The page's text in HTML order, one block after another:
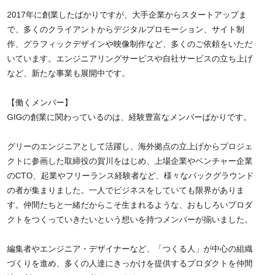
2017年に創業したばかりですが、大手企業からスタートアップま
で、多くのクライアントからデジタルプロモーション、サイト制
作、グラフィックデザインや映像制作など、多くのご依頼をいただ
いています。エンジニアリングサービスや自社サービスの立ち上げ
など、新たな事業も展開中です。
【働くメンバー】
GIGの創業に関わっているのは、経験豊富なメンバーばかりです。
グリーのエンジニアとして活躍し、海外拠点の立上げからプロジェ
クトに参画した取締役の賀川をはじめ、上場企業やベンチャー企業
のCTO、起業やフリーランス経験者など、様々なバックグラウンド
の者が集まりました。一人でビジネスをしていても限界がありま
す。仲間たちと一緒だからこそ生まれるような、おもしろいプロダ
クトをつくっていきたいという想いを持つメンバーが揃いました。
編集者やエンジニア・デザイナーなど、「つくる人」が中心の組織
づくりを進め、多くの人達にきっかけを提供するプロダクトを仲間